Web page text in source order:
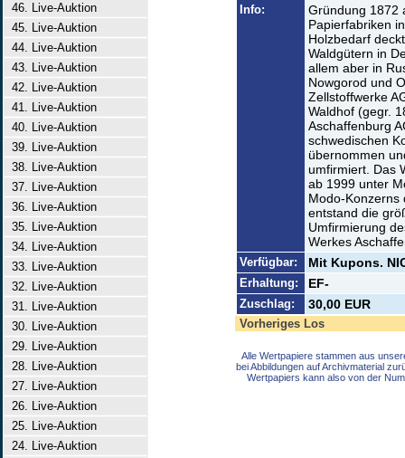
46. Live-Auktion
45. Live-Auktion
44. Live-Auktion
43. Live-Auktion
42. Live-Auktion
41. Live-Auktion
40. Live-Auktion
39. Live-Auktion
38. Live-Auktion
37. Live-Auktion
36. Live-Auktion
35. Live-Auktion
34. Live-Auktion
33. Live-Auktion
32. Live-Auktion
31. Live-Auktion
30. Live-Auktion
29. Live-Auktion
28. Live-Auktion
27. Live-Auktion
26. Live-Auktion
25. Live-Auktion
24. Live-Auktion
Info:
Gründung 1872
Papierfabriken
Holzbedarf
Waldgütern in
allem aber in
Nowgorod und
Zellstoffwerke
Waldhof (gegr.
Aschaffenburg
schwedischen
übernommen
umfirmiert. Das
ab 1999 unter
Modo-Konzerns
entstand die
Umfirmierung
Werkes
Verfügbar: Mit Kupons.
Erhaltung: EF-
Zuschlag: 30,00 EUR
Vorheriges Los
Alle Wertpapiere stammen aus
bei Abbildungen auf Archivmaterial
Wertpapiers kann also von der